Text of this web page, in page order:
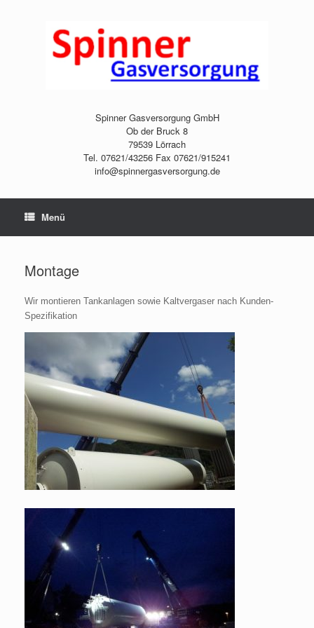
Spinner Gasversorgung GmbH
Ob der Bruck 8
79539 Lörrach
Tel. 07621/43256 Fax 07621/915241
info@spinnergasversorgung.de
Menü
Montage
Wir montieren Tankanlagen sowie Kaltvergaser nach Kunden-
Spezifikation